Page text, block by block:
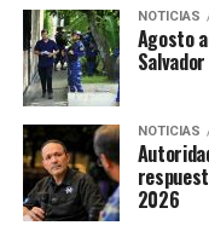
estratégica la
abastecimiento
condiciones
Hasta el momento,
número de personas
Por su parte, el
Vulcanología,
señaló en su más
continúa en la fase
NOTICIAS
Agosto
Salvador
NOTICIAS
2026